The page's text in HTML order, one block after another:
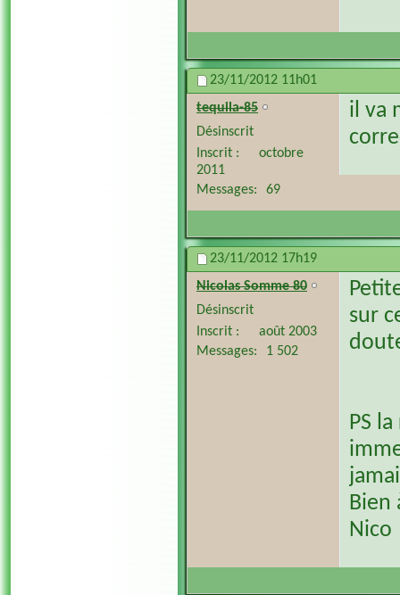
23/11/2012 11h01
tequila-85
Désinscrit
Inscrit
octobre
2011
Messages
69
il va
23/11/2012 17h19
Nicolas Somme 80
Désinscrit
Inscrit
août 2003
Messages
1 502
sur
PS
Bien
Nico